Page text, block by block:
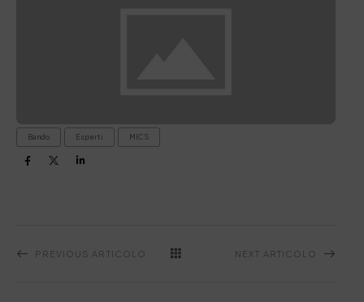
Bando Esperti MICS
PREVIOUS ARTICOLO NEXT ARTICOLO